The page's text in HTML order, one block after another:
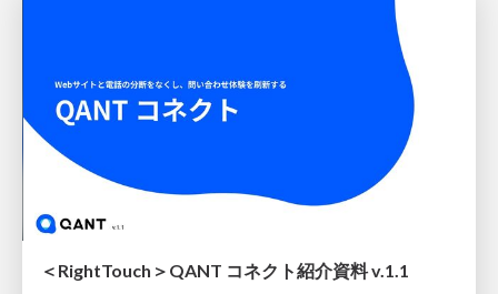
＜RightTouch＞QANT コネクト紹介資料 v.1.1